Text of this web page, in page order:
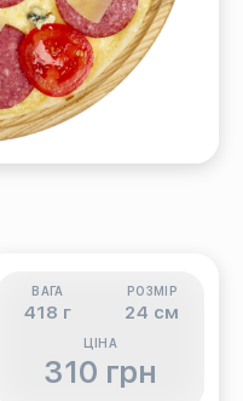
ВАГА
418 г
РОЗМІР
24 см
ЦІНА
310 грн